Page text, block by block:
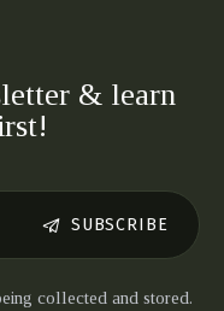
& learn
SUBSCRIBE
collected and stored.